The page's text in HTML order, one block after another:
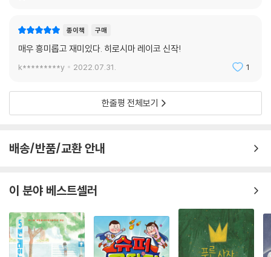
종이책 구매
매우 흥미롭고 재미있다. 히로시마 레이코 신작!
k*********y 2022.07.31. 1
한줄평 전체보기
배송/반품/교환 안내
이 분야 베스트셀러